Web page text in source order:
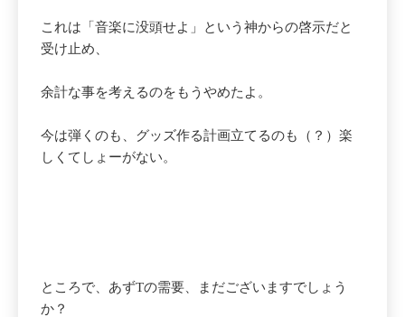
これは「音楽に没頭せよ」という神からの啓示だと
受け止め、
余計な事を考えるのをもうやめたよ。
今は弾くのも、グッズ作る計画立てるのも（？）楽
しくてしょーがない。
ところで、あずTの需要、まだございますでしょう
か？